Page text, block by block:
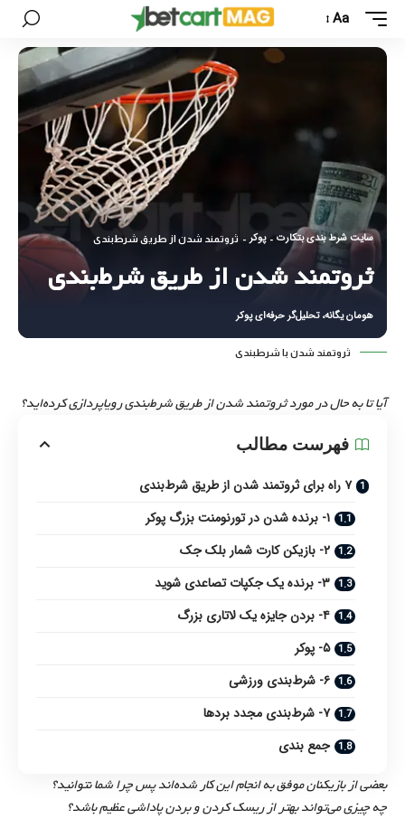
Aa
سایت شرط بندی بتکارت - پوکر - ثروتمند شدن از طریق شرط‌بندی
ثروتمند شدن از طریق شرط‌بندی
هومان یگانه، تحلیل‌گر حرفه‌ای پوکر
ثروتمند شدن با شرطبندی
آیا تا به حال در مورد ثروتمند شدن از طریق شرط‌بندی رویاپردازی کرده‌اید؟
فهرست مطالب
۷ راه برای ثروتمند شدن از طریق شرط‌بندی
۱- برنده شدن در تورنومنت بزرگ پوکر
۲- بازیکن کارت شمار بلک جک
۳- برنده یک جکپات تصاعدی شوید
۴- بردن جایزه یک لاتاری بزرگ
۵- پوکر
۶- شرط‌بندی ورزشی
۷- شرط‌بندی مجدد بردها
جمع بندی
بعضی از بازیکنان موفق به انجام این کار شده‌اند پس چرا شما نتوانید؟
چه چیزی می‌تواند بهتر از ریسک کردن و بردن پاداشی عظیم باشد؟